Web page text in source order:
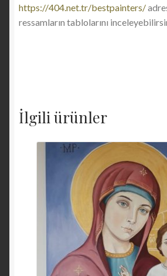
https://404.net.tr/bestpainters/
ressamların tablolarını
İlgili ürünler